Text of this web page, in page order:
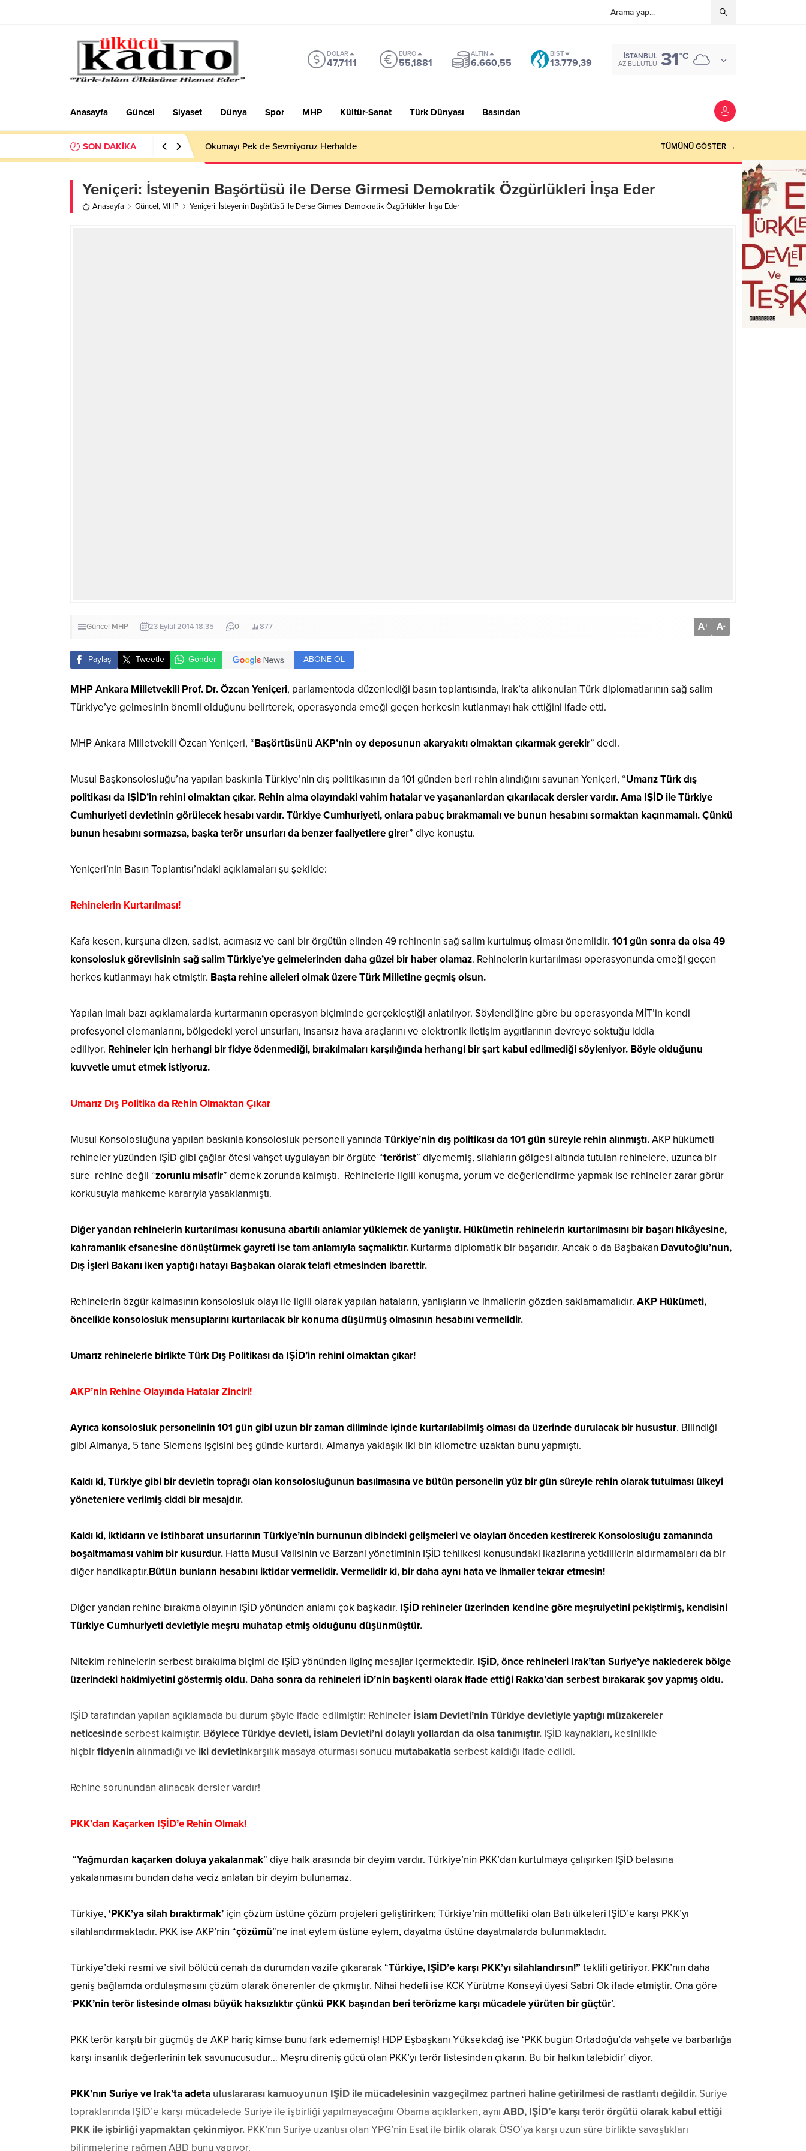
DOLAR
47,7111
EURO
55,1881
ALTIN
6.660,55
BIST
13.779,39
İSTANBUL
AZ BULUTLU 31°C
Anasayfa Güncel Siyaset Dünya Spor MHP Kültür-Sanat Türk Dünyası Basından
SON DAKİKA Okumayı Pek de Sevmiyoruz Herhalde TÜMÜNÜ GÖSTER →
Yeniçeri: İsteyenin Başörtüsü ile Derse Girmesi Demokratik Özgürlükleri İnşa Eder
Anasayfa Güncel, MHP Yeniçeri: İsteyenin Başörtüsü ile Derse Girmesi Demokratik Özgürlükleri İnşa Eder
Güncel MHP 23 Eylül 2014 18:35 0 877 A+ A-
Paylaş Tweetle Gönder ABONE OL
MHP Ankara Milletvekili Prof. Dr. Özcan Yeniçeri, parlamentoda düzenlediği basın toplantısında, Irak’ta alıkonulan Türk diplomatlarının sağ salim
Türkiye’ye gelmesinin önemli olduğunu belirterek, operasyonda emeği geçen herkesin kutlanmayı hak ettiğini ifade etti.
MHP Ankara Milletvekili Özcan Yeniçeri, “Başörtüsünü AKP’nin oy deposunun akaryakıtı olmaktan çıkarmak gerekir” dedi.
Musul Başkonsolosluğu’na yapılan baskınla Türkiye’nin dış politikasının da 101 günden beri rehin alındığını savunan Yeniçeri, “Umarız Türk dış
politikası da IŞİD’in rehini olmaktan çıkar. Rehin alma olayındaki vahim hatalar ve yaşananlardan çıkarılacak dersler vardır. Ama IŞİD ile Türkiye
Cumhuriyeti devletinin görülecek hesabı vardır. Türkiye Cumhuriyeti, onlara pabuç bırakmamalı ve bunun hesabını sormaktan kaçınmamalı. Çünkü
bunun hesabını sormazsa, başka terör unsurları da benzer faaliyetlere girer” diye konuştu.
Yeniçeri’nin Basın Toplantısı’ndaki açıklamaları şu şekilde:
Rehinelerin Kurtarılması!
Kafa kesen, kurşuna dizen, sadist, acımasız ve cani bir örgütün elinden 49 rehinenin sağ salim kurtulmuş olması önemlidir. 101 gün sonra da olsa 49
konsolosluk görevlisinin sağ salim Türkiye’ye gelmelerinden daha güzel bir haber olamaz. Rehinelerin kurtarılması operasyonunda emeği geçen
herkes kutlanmayı hak etmiştir. Başta rehine aileleri olmak üzere Türk Milletine geçmiş olsun.
Yapılan imalı bazı açıklamalarda kurtarmanın operasyon biçiminde gerçekleştiği anlatılıyor. Söylendiğine göre bu operasyonda MİT’in kendi
profesyonel elemanlarını, bölgedeki yerel unsurları, insansız hava araçlarını ve elektronik iletişim aygıtlarının devreye soktuğu iddia
ediliyor. Rehineler için herhangi bir fidye ödenmediği, bırakılmaları karşılığında herhangi bir şart kabul edilmediği söyleniyor. Böyle olduğunu
kuvvetle umut etmek istiyoruz.
Umarız Dış Politika da Rehin Olmaktan Çıkar
Musul Konsolosluğuna yapılan baskınla konsolosluk personeli yanında Türkiye’nin dış politikası da 101 gün süreyle rehin alınmıştı.AKP hükümeti
rehineler yüzünden IŞİD gibi çağlar ötesi vahşet uygulayan bir örgüte “terörist” diyememiş, silahların gölgesi altında tutulan rehinelere, uzunca bir
süre rehine değil “zorunlu misafir” demek zorunda kalmıştı. Rehinelerle ilgili konuşma, yorum ve değerlendirme yapmak ise rehineler zarar görür
korkusuyla mahkeme kararıyla yasaklanmıştı.
Diğer yandan rehinelerin kurtarılması konusuna abartılı anlamlar yüklemek de yanlıştır. Hükümetin rehinelerin kurtarılmasını bir başarı hikâyesine,
kahramanlık efsanesine dönüştürmek gayreti ise tam anlamıyla saçmalıktır. Kurtarma diplomatik bir başarıdır. Ancak o da Başbakan Davutoğlu’nun,
Dış İşleri Bakanı iken yaptığı hatayı Başbakan olarak telafi etmesinden ibarettir.
Rehinelerin özgür kalmasının konsolosluk olayı ile ilgili olarak yapılan hataların, yanlışların ve ihmallerin gözden saklamamalıdır. AKP Hükümeti,
öncelikle konsolosluk mensuplarını kurtarılacak bir konuma düşürmüş olmasının hesabını vermelidir.
Umarız rehinelerle birlikte Türk Dış Politikası da IŞİD’in rehini olmaktan çıkar!
AKP’nin Rehine Olayında Hatalar Zinciri!
Ayrıca konsolosluk personelinin 101 gün gibi uzun bir zaman diliminde içinde kurtarılabilmiş olması da üzerinde durulacak bir husustur. Bilindiği
gibi Almanya, 5 tane Siemens işçisini beş günde kurtardı. Almanya yaklaşık iki bin kilometre uzaktan bunu yapmıştı.
Kaldı ki, Türkiye gibi bir devletin toprağı olan konsolosluğunun basılmasına ve bütün personelin yüz bir gün süreyle rehin olarak tutulması ülkeyi
yönetenlere verilmiş ciddi bir mesajdır.
Kaldı ki, iktidarın ve istihbarat unsurlarının Türkiye’nin burnunun dibindeki gelişmeleri ve olayları önceden kestirerek Konsolosluğu zamanında
boşaltmaması vahim bir kusurdur. Hatta Musul Valisinin ve Barzani yönetiminin IŞİD tehlikesi konusundaki ikazlarına yetkililerin aldırmamaları da bir
diğer handikaptır.Bütün bunların hesabını iktidar vermelidir. Vermelidir ki, bir daha aynı hata ve ihmaller tekrar etmesin!
Diğer yandan rehine bırakma olayının IŞİD yönünden anlamı çok başkadır. IŞİD rehineler üzerinden kendine göre meşruiyetini pekiştirmiş, kendisini
Türkiye Cumhuriyeti devletiyle meşru muhatap etmiş olduğunu düşünmüştür.
Nitekim rehinelerin serbest bırakılma biçimi de IŞİD yönünden ilginç mesajlar içermektedir. IŞİD, önce rehineleri Irak’tan Suriye’ye naklederek bölge
üzerindeki hakimiyetini göstermiş oldu. Daha sonra da rehineleri İD’nin başkenti olarak ifade ettiği Rakka’dan serbest bırakarak şov yapmış oldu.
IŞİD tarafından yapılan açıklamada bu durum şöyle ifade edilmiştir: Rehineler İslam Devleti’nin Türkiye devletiyle yaptığı müzakereler
neticesindeserbest kalmıştır. Böylece Türkiye devleti, İslam Devleti’ni dolaylı yollardan da olsa tanımıştır. IŞİD kaynakları, kesinlikle
hiçbirfidyenin alınmadığı ve iki devletinkarşılık masaya oturması sonucu mutabakatlaserbest kaldığı ifade edildi.
Rehine sorunundan alınacak dersler vardır!
PKK’dan Kaçarken IŞİD’e Rehin Olmak!
“Yağmurdan kaçarken doluya yakalanmak” diye halk arasında bir deyim vardır. Türkiye’nin PKK’dan kurtulmaya çalışırken IŞİD belasına
yakalanmasını bundan daha veciz anlatan bir deyim bulunamaz.
Türkiye, ‘PKK’ya silah bıraktırmak’ için çözüm üstüne çözüm projeleri geliştirirken; Türkiye’nin müttefiki olan Batı ülkeleri IŞİD’e karşı PKK’yı
silahlandırmaktadır. PKK ise AKP’nin “çözümü”ne inat eylem üstüne eylem, dayatma üstüne dayatmalarda bulunmaktadır.
Türkiye’deki resmi ve sivil bölücü cenah da durumdan vazife çıkararak “Türkiye, IŞİD’e karşı PKK’yı silahlandırsın!” teklifi getiriyor. PKK’nın daha
geniş bağlamda ordulaşmasını çözüm olarak önerenler de çıkmıştır. Nihai hedefi ise KCK Yürütme Konseyi üyesi Sabri Ok ifade etmiştir. Ona göre
‘PKK’nin terör listesinde olması büyük haksızlıktır çünkü PKK başından beri terörizme karşı mücadele yürüten bir güçtür’.
PKK terör karşıtı bir güçmüş de AKP hariç kimse bunu fark edememiş! HDP Eşbaşkanı Yüksekdağ ise ‘PKK bugün Ortadoğu’da vahşete ve barbarlığa
karşı insanlık değerlerinin tek savunucusudur… Meşru direniş gücü olan PKK’yı terör listesinden çıkarın. Bu bir halkın talebidir’ diyor.
PKK’nın Suriye ve Irak’ta adeta uluslararası kamuoyunun IŞİD ile mücadelesinin vazgeçilmez partneri haline getirilmesi de rastlantı değildir. Suriye
topraklarında IŞİD’e karşı mücadelede Suriye ile işbirliği yapılmayacağını Obama açıklarken, aynı ABD, IŞİD’e karşı terör örgütü olarak kabul ettiği
PKK ile işbirliği yapmaktan çekinmiyor. PKK’nın Suriye uzantısı olan YPG’nin Esat ile birlik olarak ÖSO’ya karşı uzun süre birlikte savaştıkları
bilinmelerine rağmen ABD bunu yapıyor.